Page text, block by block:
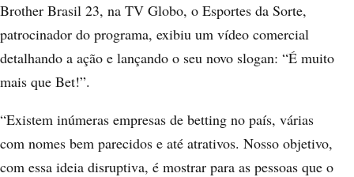
Brother Brasil 23, na TV Globo, o Esportes da Sorte,
patrocinador do programa, exibiu um vídeo comercial
detalhando a ação e lançando o seu novo slogan: “É muito
mais que Bet!”.
“Existem inúmeras empresas de betting no país, várias
com nomes bem parecidos e até atrativos. Nosso objetivo,
com essa ideia disruptiva, é mostrar para as pessoas que o